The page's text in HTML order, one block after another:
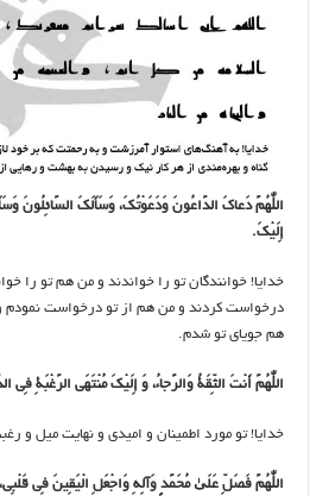
اللّٰهُمَّ دَعاکَ الدَّاعُونَ وَدَعَوْتُکَ، وَسَأَلَکَ السَّائِلُونَ
إِلَیْکَ.
خدایا! خوانندگان تو را خواندند و من هم تو را
درخواست کردند و من هم از تو درخواست نمودم
هم جویای تو شدم.
اللّٰهُمَّ أَنْتَ الثِّقَةُ وَالرَّجاءُ، وَ إِلَیْکَ مُنْتَهَی الرَّغْبَةِ فِی
خدایا! تو مورد اطمینان و امیدی و نهایت میل و
اللّٰهُمَّ فَصَلِّ عَلَیٰ مُحَمَّدٍ وَآلِهِ وَاجْعَلِ الْیَقِینَ فِی